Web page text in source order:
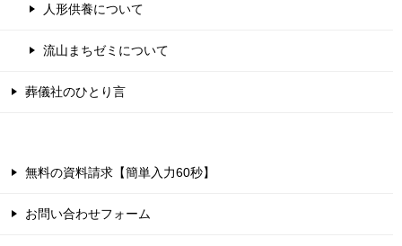
人形供養について
流山まちゼミについて
葬儀社のひとり言
無料の資料請求【簡単入力60秒】
お問い合わせフォーム